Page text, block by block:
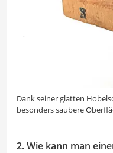
Dank seiner glatten
besonders saubere
2. Wie kann man